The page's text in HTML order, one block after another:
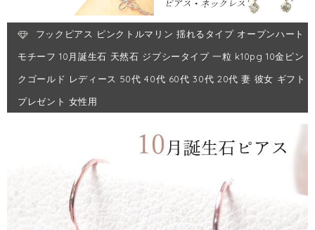
フックピアス ピンクトルマリン 揺れるタイプ オープンハート
モチーフ 10月誕生石 天然石 ジプシータイプ 一粒 k10pg 10金ピン
クゴールド レディース 50代 40代 60代 30代 20代 妻 彼女 ギフト
プレゼント 女性用